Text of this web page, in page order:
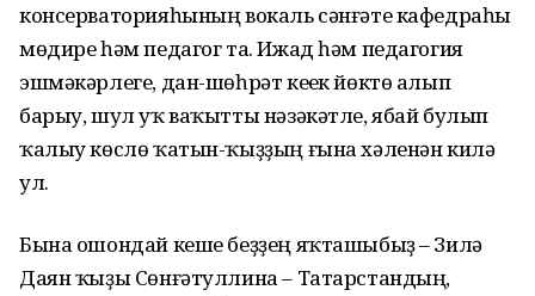
консерваторияһының вокаль сәнғәте кафедраһы
мөдире һәм педагог та. Ижад һәм педагогия
эшмәкәрлеге, дан-шөһрәт кеүек йөктө алып
барыу, шул уҡ ваҡытты нәзәкәтле, ябай булып
ҡалыу көслө ҡатын-ҡыҙҙың ғына хәленән килә
ул.
Бына ошондай кеше беҙҙең яҡташыбыҙ – Зилә
Даян ҡыҙы Сөнғәтуллина – Татарстандың,